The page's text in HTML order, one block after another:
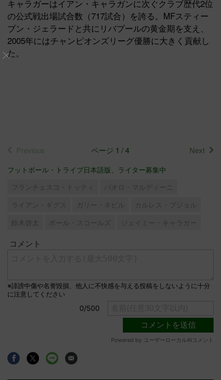
キャラガーはイアン・キャラガンに次ぐクラブ歴代2位
の公式戦出場試合数（717試合）を誇る。MFスティー
ブン・ジェラードと共にリバプールの黄金期を支え、
2005年にはチャンピオンズリーグ優勝に大きく貢献し
た。
Previous ページ 1 / 4
Next
フットボール・トライブ日本語版、ライター募集中
フランチェスコ・トッティ
パオロ・マルディーニ
ライアン・ギグス
ガリー・ネビル
カルレス・プジョル
鈴木啓太
ポール・スコールズ ジェイミー・キャラガー